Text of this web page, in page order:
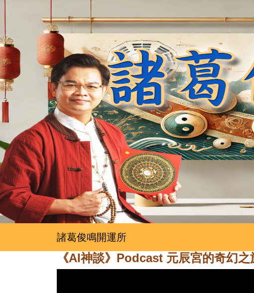
諸葛俊鳴開運所
《AI神談》Podcast 元辰宮的奇幻